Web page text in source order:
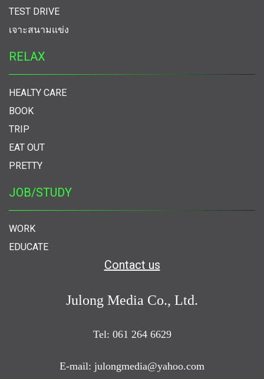
TEST DRIVE
เจาะสนามแข่ง
RELAX
HEALTY CARE
BOOK
TRIP
EAT OUT
PRETTY
JOB/STUDY
WORK
EDUCATE
Contact us
Julong Media Co., Ltd.
Tel: 061 264 6629
E-mail: julongmedia@yahoo.com